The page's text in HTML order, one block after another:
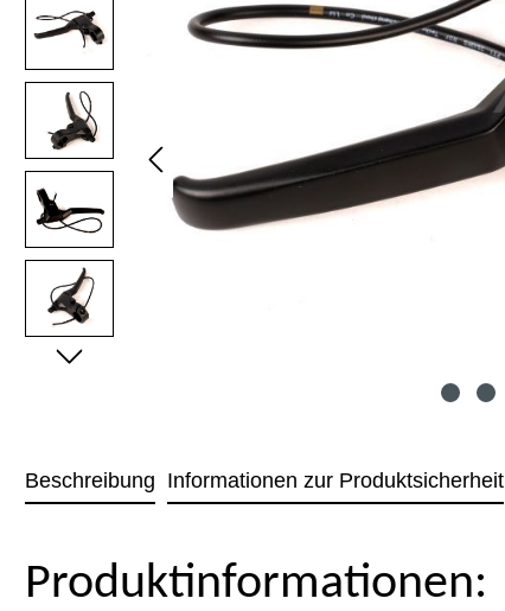
Beschreibung Informationen zur Produktsicherheit
Produktinformationen: